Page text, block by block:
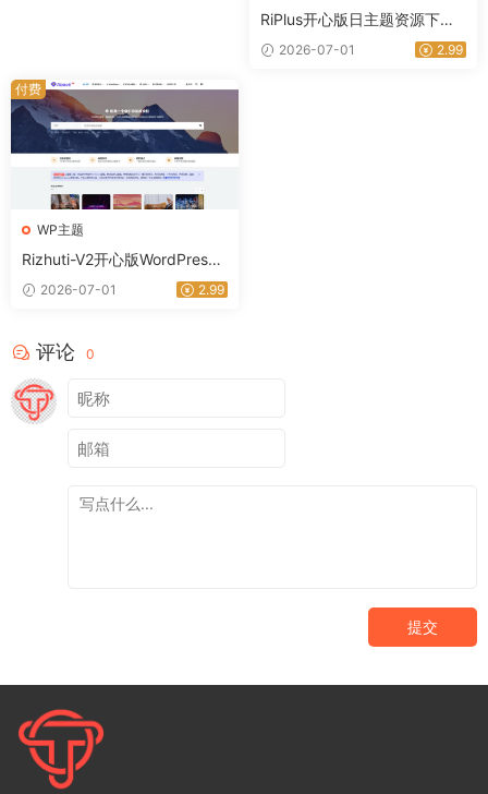
RiPlus开心版日主题资源下载
知识付费资源
2026-07-01 2.99
WP主题
Rizhuti-V2开心版WordPress
主题2026-07-01 2.99
付费
评论 0
提交